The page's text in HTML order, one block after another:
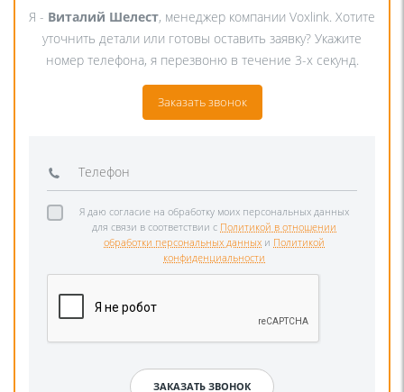
Я - Виталий Шелест, менеджер компании Voxlink. Хотите
уточнить детали или готовы оставить заявку? Укажите
номер телефона, я перезвоню в течение 3-х секунд.
Заказать звонок
Я даю согласие на обработку моих персональных данных
для связи в соответствии с Политикой в отношении
обработки персональных данных и Политикой
конфиденциальности